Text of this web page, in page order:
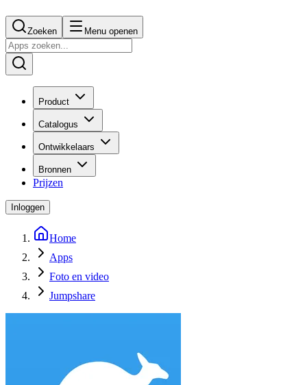
Zoeken Menu openen
Product
Catalogus
Ontwikkelaars
Bronnen
Prijzen
Inloggen
Home
Apps
Foto en video
Jumpshare